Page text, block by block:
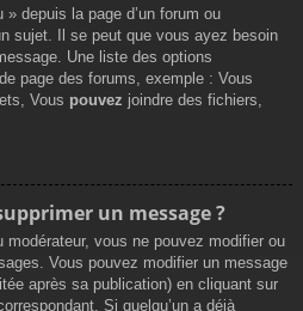
depuis la page d’un forum ou
sujet. Il se peut que vous ayez besoin
Une liste des options
page des forums, exemple : Vous
Vous pouvez joindre des fichiers,
un message ?
modérateur, vous ne pouvez modifier ou
Vous pouvez modifier un message
après sa publication) en cliquant sur
Si quelqu’un a déjà